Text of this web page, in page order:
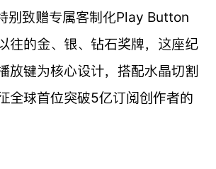
别致赠专属客制化Play Button
往的金、银、钻石奖牌，这座纪
放键为核心设计，搭配水晶切割
全球首位突破5亿订阅创作者的